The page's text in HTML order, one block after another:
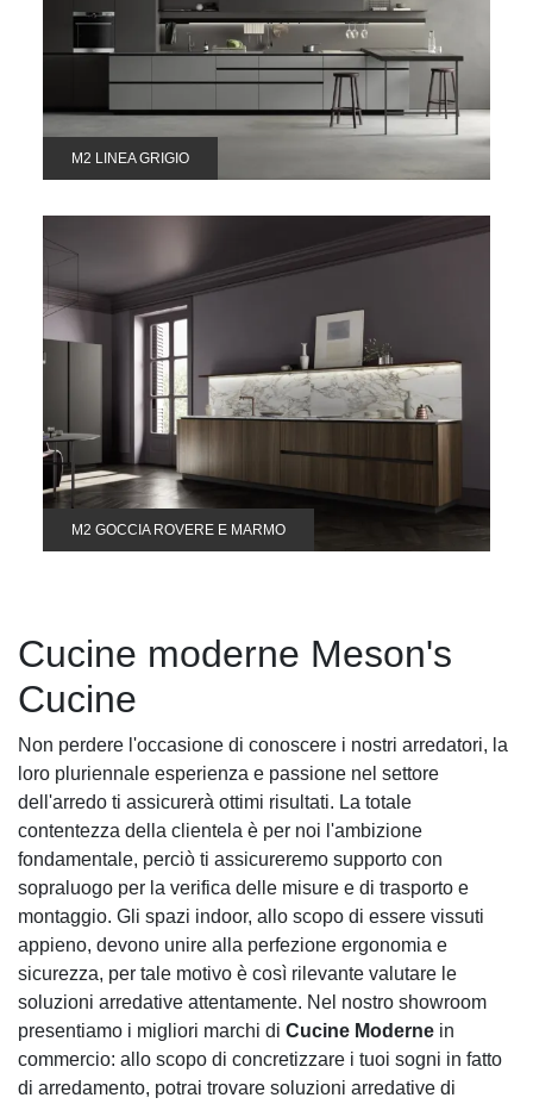
M2 LINEA GRIGIO
M2 GOCCIA ROVERE E MARMO
Cucine moderne Meson's
Cucine
Non perdere l'occasione di conoscere i nostri arredatori, la
loro pluriennale esperienza e passione nel settore
dell'arredo ti assicurerà ottimi risultati. La totale
contentezza della clientela è per noi l'ambizione
fondamentale, perciò ti assicureremo supporto con
sopraluogo per la verifica delle misure e di trasporto e
montaggio. Gli spazi indoor, allo scopo di essere vissuti
appieno, devono unire alla perfezione ergonomia e
sicurezza, per tale motivo è così rilevante valutare le
soluzioni arredative attentamente. Nel nostro showroom
presentiamo i migliori marchi di Cucine Moderne in
commercio: allo scopo di concretizzare i tuoi sogni in fatto
di arredamento, potrai trovare soluzioni arredative di